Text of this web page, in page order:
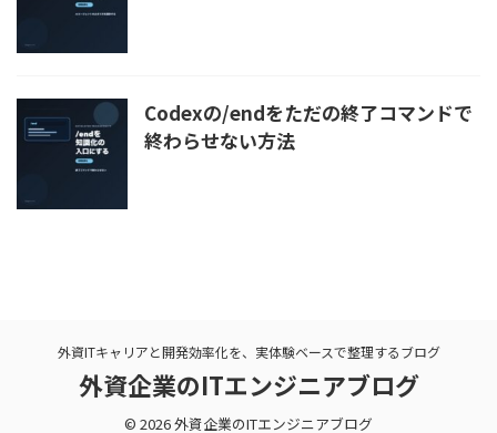
Codexの/endをただの終了コマンドで
終わらせない方法
外資ITキャリアと開発効率化を、実体験ベースで整理するブログ
外資企業のITエンジニアブログ
© 2026 外資企業のITエンジニアブログ